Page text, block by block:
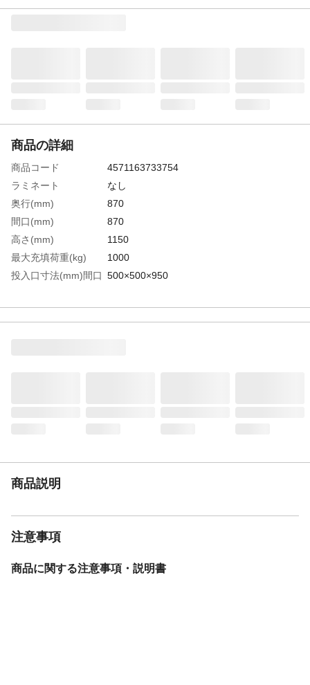
商品の詳細
商品コード
4571163733754
ラミネート
なし
奥行(mm)
870
間口(mm)
870
高さ(mm)
1150
最大充填荷重(kg)
1000
投入口寸法(mm)間口 500×500×950
内袋
なし
排出口
なし
商品説明
注意事項
商品に関する注意事項・説明書